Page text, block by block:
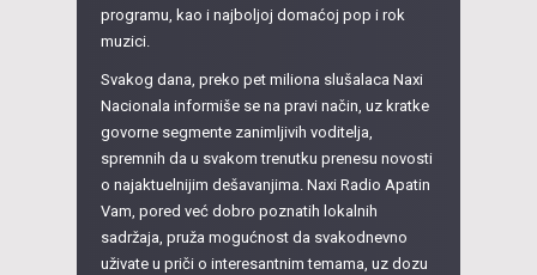
programu, kao i najboljoj domaćoj pop i rok
muzici.
Svakog dana, preko pet miliona slušalaca Naxi
Nacionala informiše se na pravi način, uz kratke
govorne segmente zanimljivih voditelja,
spremnih da u svakom trenutku prenesu novosti
o najaktuelnijim dešavanjima. Naxi Radio Apatin
Vam, pored već dobro poznatih lokalnih
sadržaja, pruža mogućnost da svakodnevno
uživate u priči o interesantnim temama, uz dozu